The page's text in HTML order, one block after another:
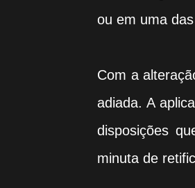
ou em uma
Com a
adiada. A
disposições
minuta de